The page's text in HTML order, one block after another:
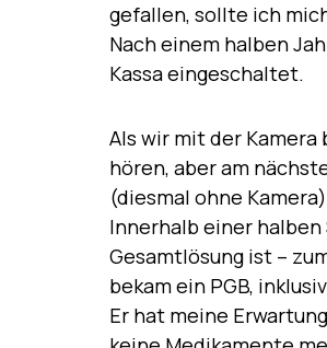
gefallen, sollte ich
Nach einem halben
Kassaeingeschaltet.
Als wir mit der
hören, aber am
(diesmal ohne
Innerhalb einer halben
Gesamtlösung ist –
bekam ein PGB,
Er hat meine